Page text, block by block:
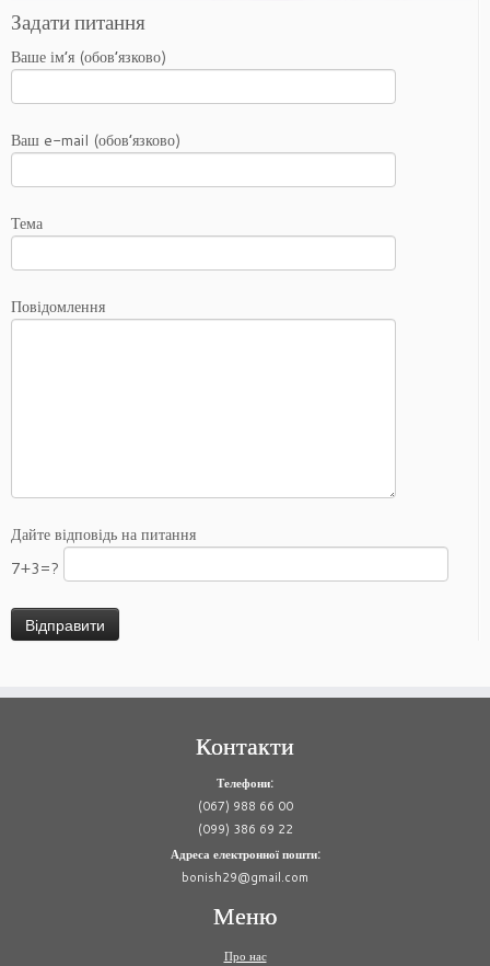
Задати питання
Ваше ім’я (обов’язково)
Ваш e-mail (обов’язково)
Тема
Повідомлення
Дайте відповідь на питання
7+3=?
Контакти
Телефони:
(067) 988 66 00
(099) 386 69 22
Адреса електронної пошти:
bonish29@gmail.com
Меню
Про нас